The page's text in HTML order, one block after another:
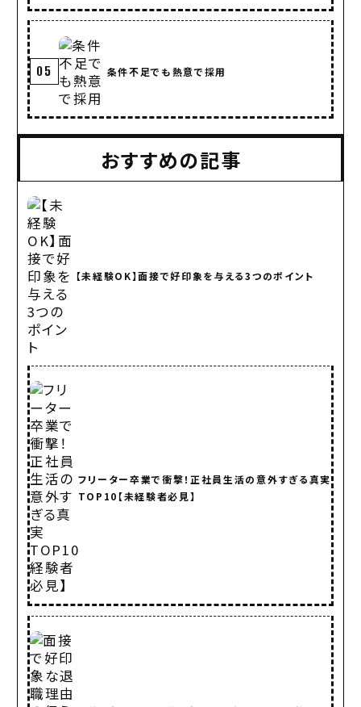
05 条件不足でも熱意で採用
おすすめの記事
【未経験OK】面接で好印象を与える3つのポイント
フリーター卒業で衝撃！正社員生活の意外すぎる真実
TOP10【未経験者必見】